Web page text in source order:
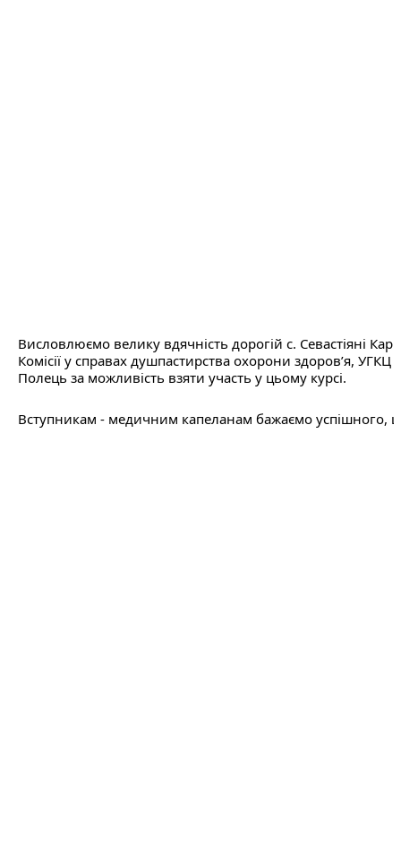
Висловлюємо велику вдячність дорогій с. Севастіяні
Комісії у справах душпастирства охорони здоровʼя, УГКЦ
Полець за можливість взяти участь у цьому курсі.
Вступникам - медичним капеланам бажаємо успішного,